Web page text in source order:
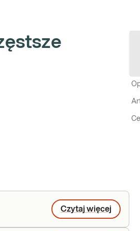
Czytaj więcej